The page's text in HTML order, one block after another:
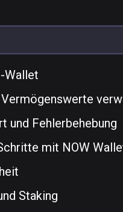
Wallet
und Fehlerbehebung
mit NOW
Staking